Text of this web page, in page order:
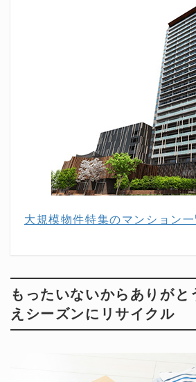
大規模物件特集のマンション一
もったいないからありがと
えシーズンにリサイクル